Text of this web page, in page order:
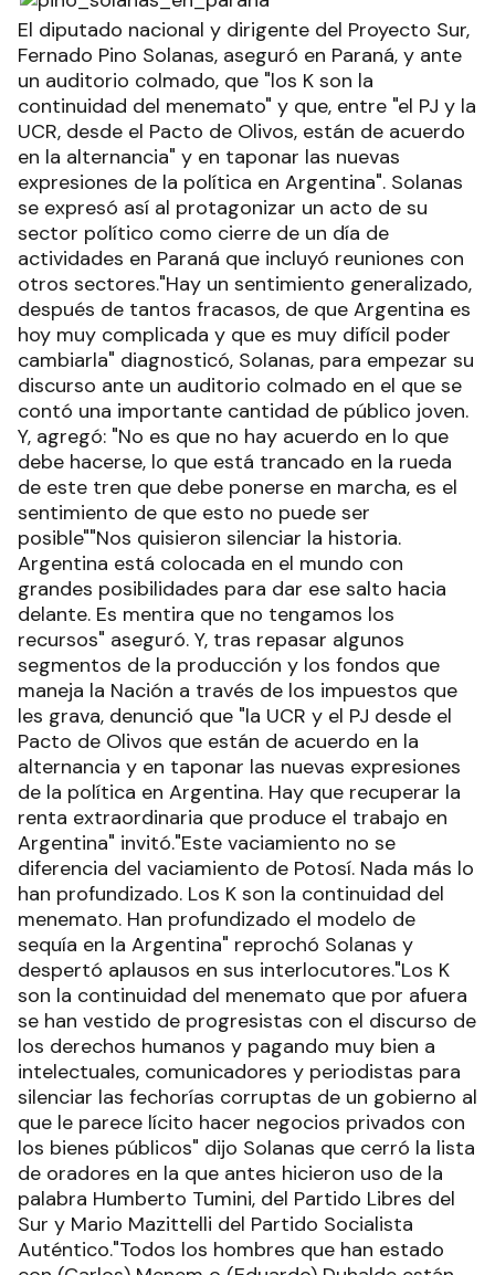
El diputado nacional y dirigente del Proyecto Sur,
Fernado Pino Solanas, aseguró en Paraná, y ante
un auditorio colmado, que "los K son la
continuidad del menemato" y que, entre "el PJ y la
UCR, desde el Pacto de Olivos, están de acuerdo
en la alternancia" y en taponar las nuevas
expresiones de la política en Argentina". Solanas
se expresó así al protagonizar un acto de su
sector político como cierre de un día de
actividades en Paraná que incluyó reuniones con
otros sectores."Hay un sentimiento generalizado,
después de tantos fracasos, de que Argentina es
hoy muy complicada y que es muy difícil poder
cambiarla" diagnosticó, Solanas, para empezar su
discurso ante un auditorio colmado en el que se
contó una importante cantidad de público joven.
Y, agregó: "No es que no hay acuerdo en lo que
debe hacerse, lo que está trancado en la rueda
de este tren que debe ponerse en marcha, es el
sentimiento de que esto no puede ser
posible""Nos quisieron silenciar la historia.
Argentina está colocada en el mundo con
grandes posibilidades para dar ese salto hacia
delante. Es mentira que no tengamos los
recursos" aseguró. Y, tras repasar algunos
segmentos de la producción y los fondos que
maneja la Nación a través de los impuestos que
les grava, denunció que "la UCR y el PJ desde el
Pacto de Olivos que están de acuerdo en la
alternancia y en taponar las nuevas expresiones
de la política en Argentina. Hay que recuperar la
renta extraordinaria que produce el trabajo en
Argentina" invitó."Este vaciamiento no se
diferencia del vaciamiento de Potosí. Nada más lo
han profundizado. Los K son la continuidad del
menemato. Han profundizado el modelo de
sequía en la Argentina" reprochó Solanas y
despertó aplausos en sus interlocutores."Los K
son la continuidad del menemato que por afuera
se han vestido de progresistas con el discurso de
los derechos humanos y pagando muy bien a
intelectuales, comunicadores y periodistas para
silenciar las fechorías corruptas de un gobierno al
que le parece lícito hacer negocios privados con
los bienes públicos" dijo Solanas que cerró la lista
de oradores en la que antes hicieron uso de la
palabra Humberto Tumini, del Partido Libres del
Sur y Mario Mazittelli del Partido Socialista
Auténtico."Todos los hombres que han estado